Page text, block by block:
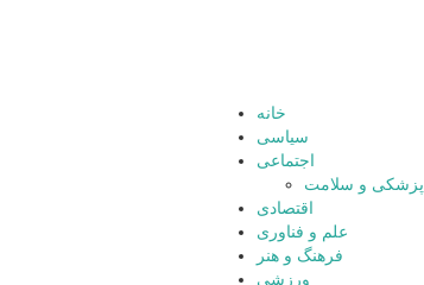
خانه
سیاسی
اجتماعی
پزشکی و سلامت
اقتصادی
علم و فناوری
فرهنگ و هنر
ورزشی